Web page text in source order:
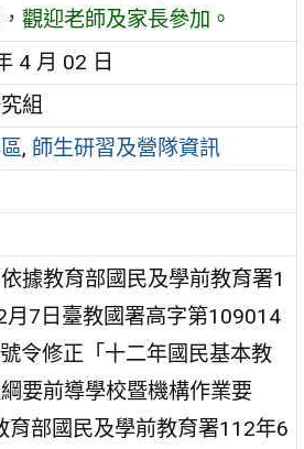
觀迎老師及家長參加。
4 月 02 日
組
, 師生研習及營隊資訊
據教育部國民及學前教育署1
月7日臺教國署高字第109014
令修正「十二年國民基本教
要前導學校暨機構作業要
育部國民及學前教育署112年6